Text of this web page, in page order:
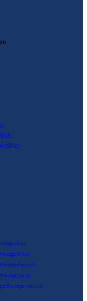
One)
West)
Factory)
Local)
Prestígio Várzea)